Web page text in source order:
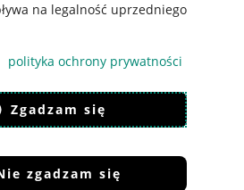
na legalność uprzedniego
polityka ochrony prywatności
Zgadzam się
zgadzam się
akceptacjęregulaminu